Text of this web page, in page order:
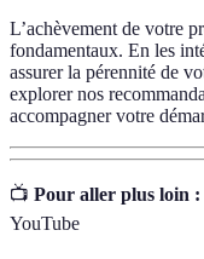
L’achèvement de votre
fondamentaux. En les
assurer la pérennité de
explorer nos
accompagner votre
📺 Pour aller plus loin :
YouTube